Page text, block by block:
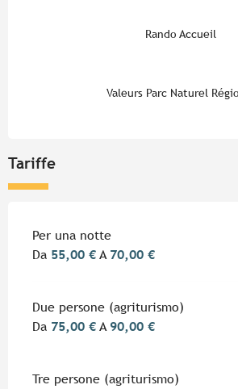
Rando Accueil
Valeurs Parc Naturel
Tariffe
Tariffe 2026
Per una notte
Da 55,00 € A 70,00 €
Due persone (agriturismo)
Da 75,00 € A 90,00 €
Tre persone (agriturismo)